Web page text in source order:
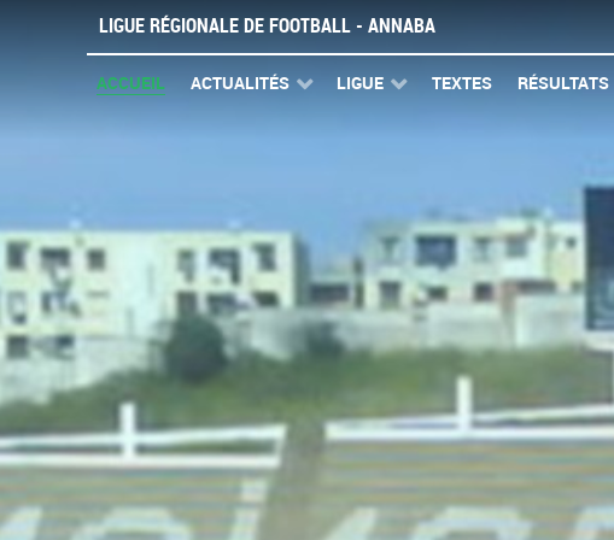
LIGUE RÉGIONALE DE FOOTBALL - ANNABA
ACCUEIL ACTUALITÉS LIGUE TEXTES RÉSULTATS